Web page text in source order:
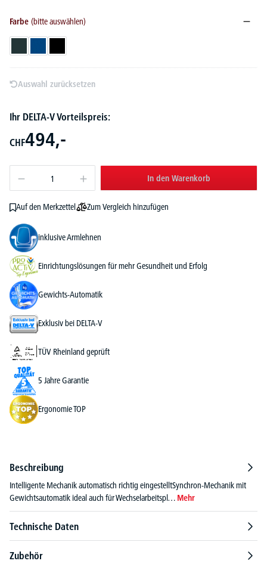
Farbe (bitte auswählen)
Auswahl zurücksetzen
Ihr DELTA-V Vorteilspreis:
CHF494,-
In den Warenkorb
Auf den Merkzettel Zum Vergleich hinzufügen
inklusive Armlehnen
Einrichtungslösungen für mehr Gesundheit und Erfolg
Gewichts-Automatik
Exklusiv bei DELTA-V
TÜV Rheinland geprüft
5 Jahre Garantie
Ergonomie TOP
Beschreibung
Intelligente Mechanik automatisch richtig eingestelltSynchron-Mechanik mit
Gewichtsautomatik ideal auch für Wechselarbeitspl… Mehr
Technische Daten
Zubehör